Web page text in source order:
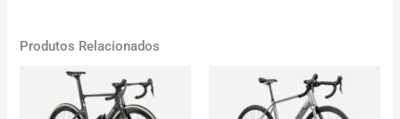
Produtos Relacionados